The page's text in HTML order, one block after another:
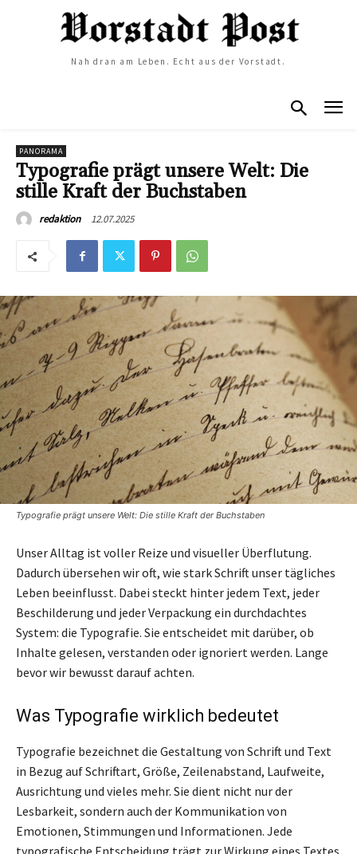
Nah dran am Leben. Echt aus der Vorstadt.
PANORAMA
Typografie prägt unsere Welt: Die
stille Kraft der Buchstaben
redaktion 12.07.2025
Typografie prägt unsere Welt: Die stille Kraft der Buchstaben
Unser Alltag ist voller Reize und visueller Überflutung.
Dadurch übersehen wir oft, wie stark Schrift unser tägliches
Leben beeinflusst. Dabei steckt hinter jedem Text, jeder
Beschilderung und jeder Verpackung ein durchdachtes
System: die Typografie. Sie entscheidet mit darüber, ob
Inhalte gelesen, verstanden oder ignoriert werden. Lange
bevor wir bewusst darauf achten.
Was Typografie wirklich bedeutet
Typografie bezeichnet die Gestaltung von Schrift und Text
in Bezug auf Schriftart, Größe, Zeilenabstand, Laufweite,
Ausrichtung und vieles mehr. Sie dient nicht nur der
Lesbarkeit, sondern auch der Kommunikation von
Emotionen, Stimmungen und Informationen. Jede